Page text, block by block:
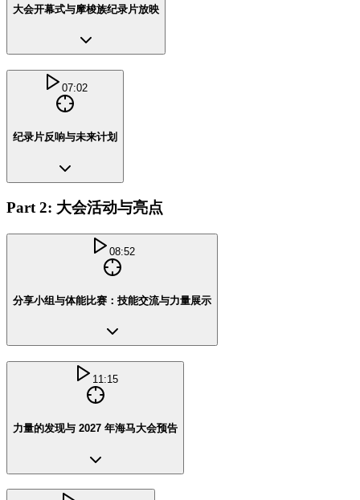
大会开幕式与摩梭族纪录片放映
07:02
纪录片反响与未来计划
Part 2: 大会活动与亮点
08:52
分享小组与体能比赛：技能交流与力量展示
11:15
力量的发现与 2027 年海马大会预告